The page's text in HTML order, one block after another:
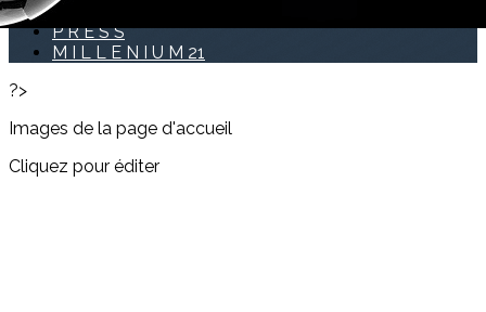
ACCUEIL PUBLIC 2
P R E S S
M I L L E N I U M 21
?>
Images de la page d'accueil
Cliquez pour éditer